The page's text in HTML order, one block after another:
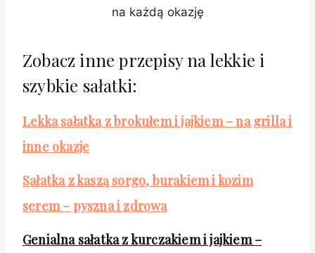
na każdą okazję
Zobacz inne przepisy na lekkie i
szybkie sałatki:
Lekka sałatka z brokułem i jajkiem – na grilla i
inne okazje
Sałatka z kaszą sorgo, burakiem i kozim
serem – pyszna i zdrowa
Genialna sałatka z kurczakiem i jajkiem –